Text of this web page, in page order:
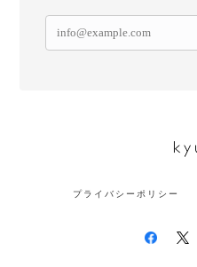
プライバシーポリシー